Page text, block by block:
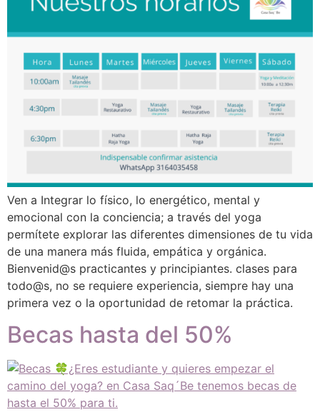
Ven a Integrar lo físico, lo energético, mental y
emocional con la conciencia; a través del yoga
permítete explorar las diferentes dimensiones de tu vida
de una manera más fluida, empática y orgánica.
Bienvenid@s practicantes y principiantes. clases para
todo@s, no se requiere experiencia, siempre hay una
primera vez o la oportunidad de retomar la práctica.
Becas hasta del 50%